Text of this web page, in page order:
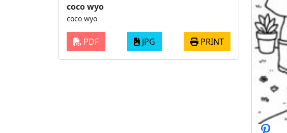
coco wyo
coco wyo
PDF JPG PRINT